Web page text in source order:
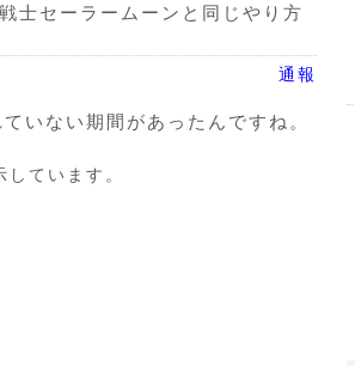
士セーラームーンと同じやり方
通報
いない期間があったんですね。
ています。